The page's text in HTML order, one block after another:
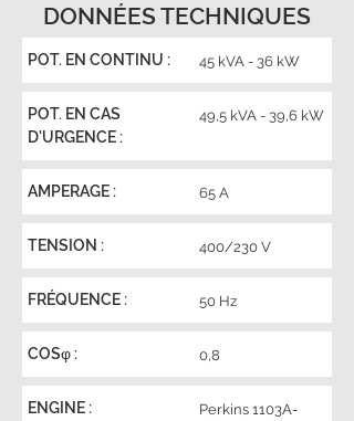
DONNÉES TECHNIQUES
POT. EN CONTINU : 45 kVA - 36 kW
POT. EN CAS
D'URGENCE :
49,5 kVA - 39,6 kW
AMPERAGE : 65 A
TENSION : 400/230 V
FRÉQUENCE : 50 Hz
COSφ : 0,8
ENGINE :
Perkins 1103A-